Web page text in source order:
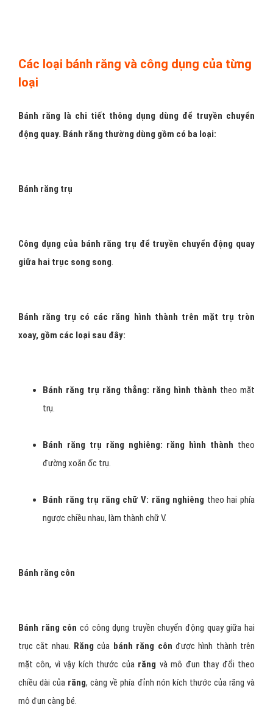
Các loại bánh răng và công dụng của từng
loại
Bánh răng là chi tiết thông dụng dùng để truyền chuyển
động quay. Bánh răng thường dùng gồm có ba loại:
Bánh răng trụ
Công dụng của bánh răng trụ để truyền chuyển động quay
giữa hai trục song song.
Bánh răng trụ có các răng hình thành trên mặt trụ tròn
xoay, gồm các loại sau đây:
Bánh răng trụ răng thẳng: răng hình thành theo mặt
trụ.
Bánh răng trụ răng nghiêng: răng hình thành theo
đường xoắn ốc trụ.
Bánh răng trụ răng chữ V: răng nghiêng theo hai phía
ngược chiều nhau, làm thành chữ V.
Bánh răng côn
Bánh răng côn có công dụng truyền chuyển động quay giữa hai
trục cắt nhau. Răng của bánh răng côn được hình thành trên
mặt côn, vì vậy kích thước của răng và mô đun thay đổi theo
chiều dài của răng, càng về phía đỉnh nón kích thước của răng và
mô đun càng bé.